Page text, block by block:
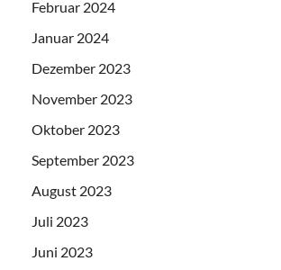
Februar 2024
Januar 2024
Dezember 2023
November 2023
Oktober 2023
September 2023
August 2023
Juli 2023
Juni 2023